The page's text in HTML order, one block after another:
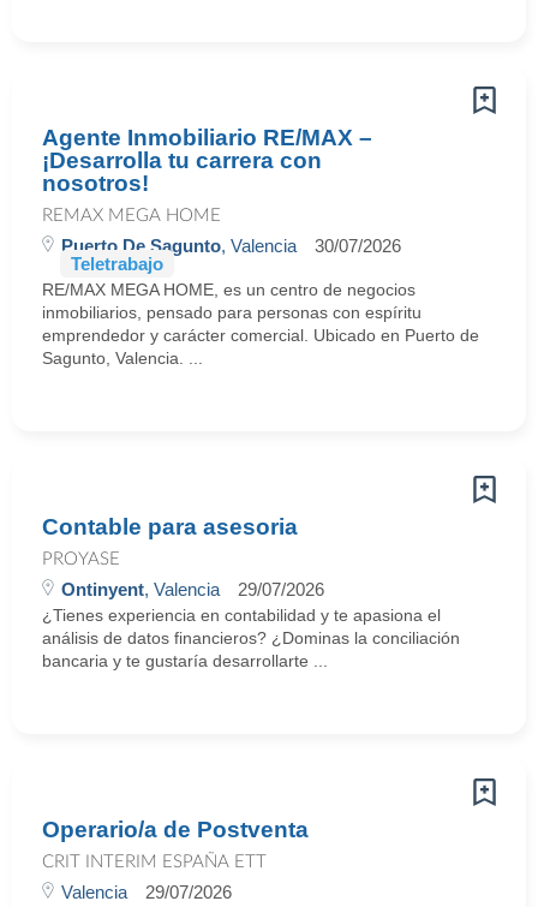
Agente Inmobiliario RE/MAX –
¡Desarrolla tu carrera con
nosotros!
REMAX MEGA HOME
Puerto De Sagunto, Valencia
30/07/2026
Teletrabajo
RE/MAX MEGA HOME, es un centro de negocios
inmobiliarios, pensado para personas con espíritu
emprendedor y carácter comercial. Ubicado en Puerto de
Sagunto, Valencia. ...
Contable para asesoria
PROYASE
Ontinyent, Valencia 29/07/2026
¿Tienes experiencia en contabilidad y te apasiona el
análisis de datos financieros? ¿Dominas la conciliación
bancaria y te gustaría desarrollarte ...
Operario/a de Postventa
CRIT INTERIM ESPAÑA ETT
Valencia 29/07/2026